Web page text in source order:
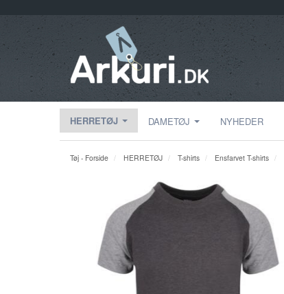
HERRETØJ DAMETØJ NYHEDER
Tøj - Forside HERRETØJ T-shirts Ensfarvet T-shirts